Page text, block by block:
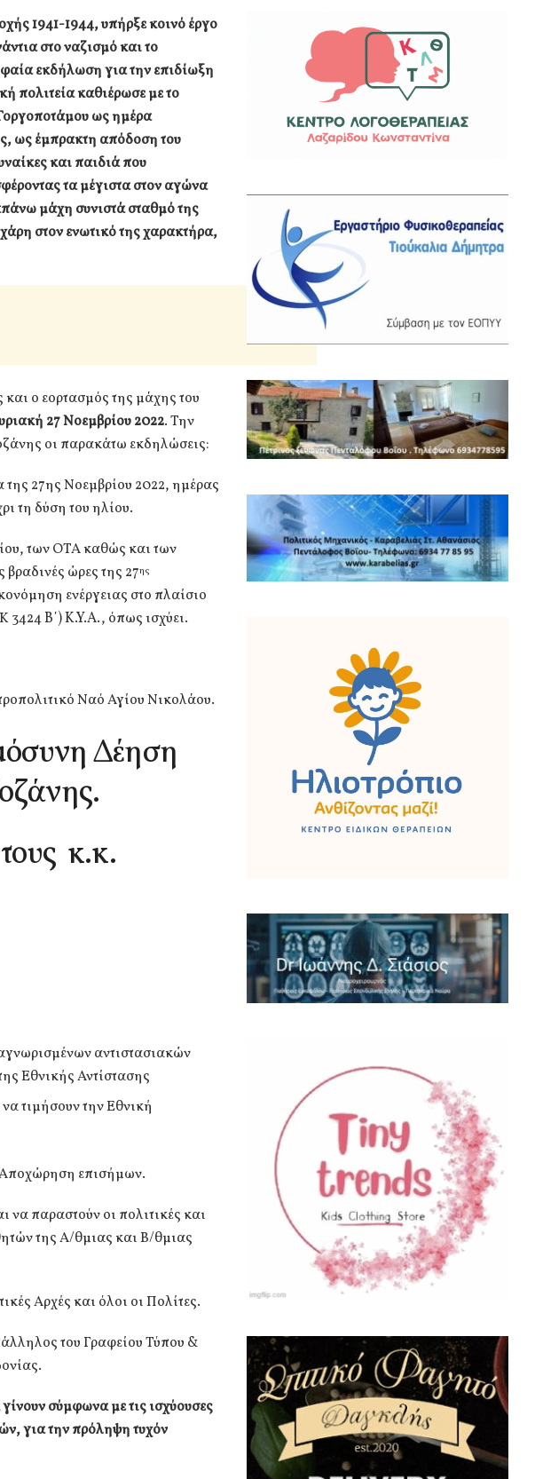
1941-1944, υπήρξε κοινό έργο
στο ναζισμό και το
εκδήλωση για την επιδίωξη
πολιτεία καθιέρωσε με το
ως ημέρα
ως έμπρακτη απόδοση του
και παιδιά που
τα μέγιστα στον αγώνα
μάχη συνιστά σταθμό της
στον ενωτικό της χαρακτήρα,
ο εορτασμός της μάχης του
27 Νοεμβρίου 2022. Την
οι παρακάτω εκδηλώσεις:
27ης Νοεμβρίου 2022, ημέρας
τη δύση του ηλίου.
των ΟΤΑ καθώς και των
ώρες της 27ης
ενέργειας στο πλαίσιο
B΄) K.Y.A., όπως ισχύει.
Ναό Αγίου Νικολάου.
Δέηση
κ.κ.
αντιστασιακών
Εθνικής Αντίστασης
τιμήσουν την Εθνική
Αποχώρηση επισήμων.
να παραστούν οι πολιτικές και
της Α/θμιας και Β/θμιας
Αρχές και όλοι οι Πολίτες.
του Γραφείου Τύπου &
σύμφωνα με τις ισχύουσες
για την πρόληψη τυχόν